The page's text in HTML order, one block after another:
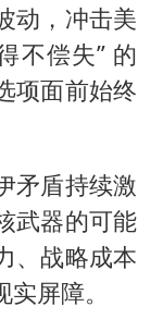
动，冲击美
不偿失” 的
项面前始终
矛盾持续激
武器的可能
、战略成本
屏障。